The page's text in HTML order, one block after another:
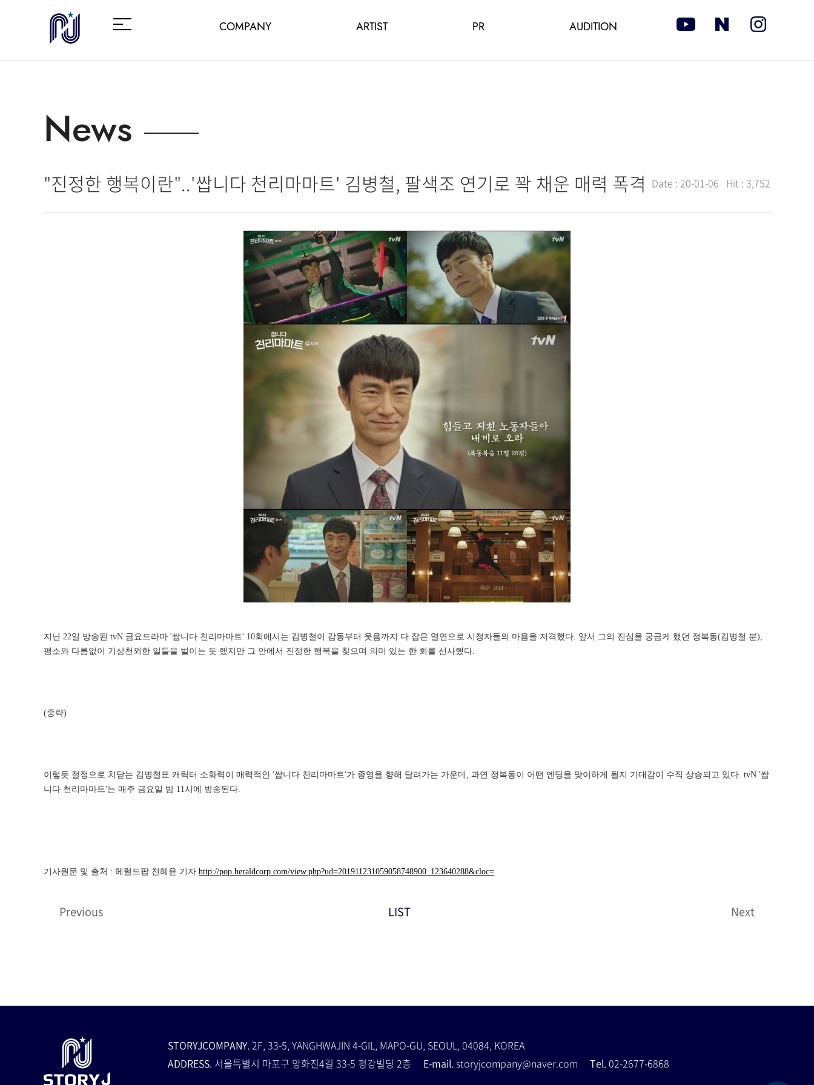
COMPANY ARTIST PR AUDITION
News
"진정한 행복이란"..'쌉니다 천리마마트' 김병철, 팔색조 연기로 꽉 채운 매력 폭격 Date : 20-01-06 Hit : 3,752
지난 22일 방송된 tvN 금요드라마 '쌉니다 천리마마트' 10회에서는 김병철이 감동부터 웃음까지 다 잡은 열연으로 시청자들의 마음을 저격했다. 앞서 그의 진심을 궁금케 했던 정복동(김병철 분),
평소와 다름없이 기상천외한 일들을 벌이는 듯 했지만 그 안에서 진정한 행복을 찾으며 의미 있는 한 회를 선사했다.
(중략)
이렇듯 절정으로 치닫는 김병철표 캐릭터 소화력이 매력적인 '쌉니다 천리마마트'가 종영을 향해 달려가는 가운데, 과연 정복동이 어떤 엔딩을 맞이하게 될지 기대감이 수직 상승되고 있다. tvN '쌉
니다 천리마마트'는 매주 금요일 밤 11시에 방송된다.
기사원문 및 출처 : 헤럴드팝 천혜윤 기자 http://pop.heraldcorp.com/view.php?ud=201911231059058748900_123640288&cloc=
Previous LIST Next
STORYJCOMPANY. 2F, 33-5, YANGHWAJIN 4-GIL, MAPO-GU, SEOUL, 04084, KOREA
ADDRESS. 서울특별시 마포구 양화진4길 33-5 평강빌딩 2층 E-mail. storyjcompany@naver.com Tel. 02-2677-6868